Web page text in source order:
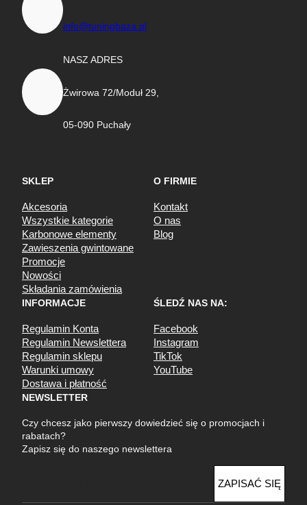
info@tuningbaza.pl
NASZ ADRES
Żwirowa 72/Moduł 29,
05-090 Puchały
SKLEP
Akcesoria
Wszystkie kategorie
Karbonowe elementy
Zawieszenia gwintowane
Promocje
Nowości
Składania zamówienia
O FIRMIE
Kontakt
O nas
Blog
INFORMACJE
Regulamin Konta
Regulamin Newslettera
Regulamin sklepu
Warunki umowy
Dostawa i płatność
ŚLEDŹ NAS NA:
Facebook
Instagram
TikTok
YouTube
NEWSLETTER
Czy chcesz jako pierwszy dowiedzieć się o promocjach i
rabatach?
Zapisz się do naszego newslettera
a
ZAPISAĆ SIĘ